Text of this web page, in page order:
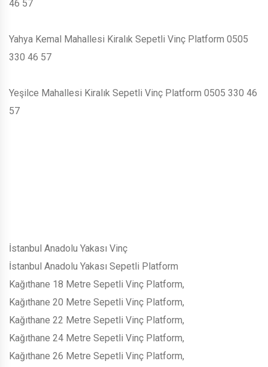
46 57
Yahya Kemal Mahallesi Kiralık Sepetli Vinç Platform 0505
330 46 57
Yeşilce Mahallesi Kiralık Sepetli Vinç Platform 0505 330 46
57
İstanbul Anadolu Yakası Vinç
İstanbul Anadolu Yakası Sepetli Platform
Kağıthane 18 Metre Sepetli Vinç Platform,
Kağıthane 20 Metre Sepetli Vinç Platform,
Kağıthane 22 Metre Sepetli Vinç Platform,
Kağıthane 24 Metre Sepetli Vinç Platform,
Kağıthane 26 Metre Sepetli Vinç Platform,